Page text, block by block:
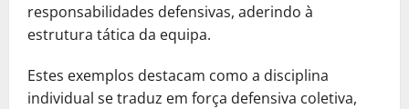
responsabilidades defensivas, aderindo à
estrutura tática da equipa.
Estes exemplos destacam como a disciplina
individual se traduz em força defensiva coletiva,